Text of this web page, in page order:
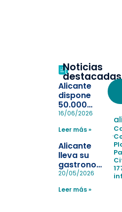
Noticias
destacadas
Alicante
dispone
50.000
pulseras
la
pérdida de
en las
playas y
realiza con
éxito un
simulacro de
16/06/2026
Leer más »
Alicante
lleva su
gastronomía
a Madrid
reforzar el
20/05/2026
Leer más »